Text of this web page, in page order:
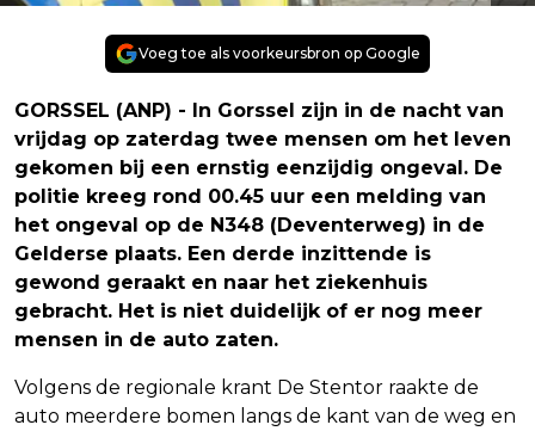
Voeg toe als voorkeursbron op Google
GORSSEL (ANP) - In Gorssel zijn in de nacht van
vrijdag op zaterdag twee mensen om het leven
gekomen bij een ernstig eenzijdig ongeval. De
politie kreeg rond 00.45 uur een melding van
het ongeval op de N348 (Deventerweg) in de
Gelderse plaats. Een derde inzittende is
gewond geraakt en naar het ziekenhuis
gebracht. Het is niet duidelijk of er nog meer
mensen in de auto zaten.
Volgens de regionale krant De Stentor raakte de
auto meerdere bomen langs de kant van de weg en